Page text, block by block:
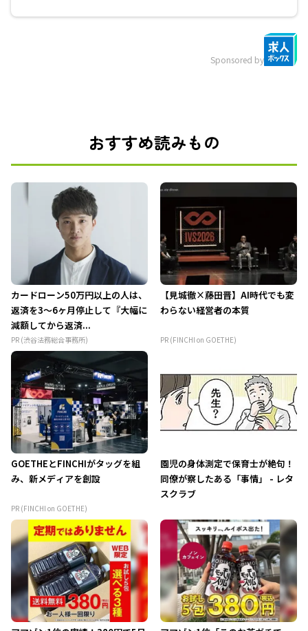
Sponsored by
おすすめ読みもの
カードローン50万円以上の人は、
返済を3～6ヶ月停止して『大幅に
減額してから返済...
PR (渋谷法務総合事務所)
【見城徹×藤田晋】AI時代でも変
わらない経営者の本質
PR (FINCHI on GOETHE)
GOETHEとFINCHIがタッグを組
み、新メディアを創設
PR (FINCHI on GOETHE)
園児の身体測定で保育士が絶句！
同僚が察したある「事情」 - レタ
スクラブ